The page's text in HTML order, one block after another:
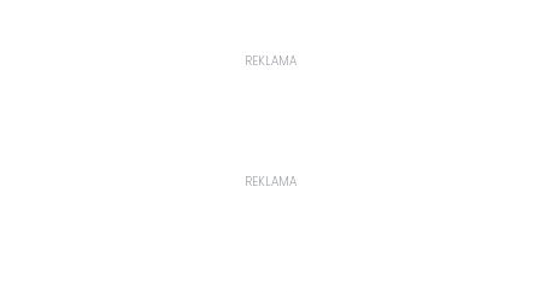
REKLAMA
REKLAMA